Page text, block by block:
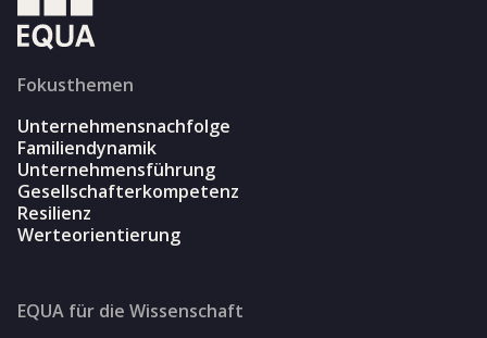
Fokusthemen
Unternehmensnachfolge
Familiendynamik
Unternehmensführung
Gesellschafterkompetenz
Resilienz
Werteorientierung
EQUA für die Wissenschaft